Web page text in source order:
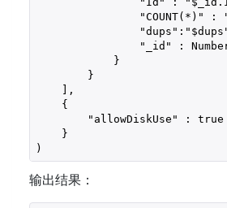
"COUNT(*)" :
"_id" :
}
}
],
{
"allowDiskUse" : true
}
)
输出结果：